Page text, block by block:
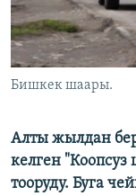
ЭЕ/АРнун
Бишкек шаары.
Алты жылдан
келген "Коопсуз
тооруду. Буга